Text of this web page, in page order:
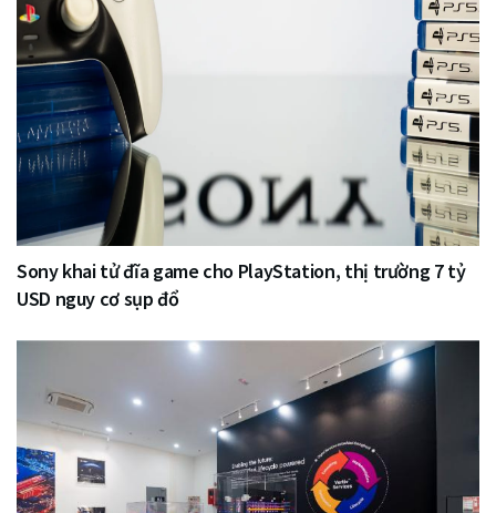
Sony khai tử đĩa game cho PlayStation, thị trường 7 tỷ
USD nguy cơ sụp đổ